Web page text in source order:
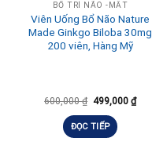
BỔ TRÍ NÃO -MẮT
Viên Uống Bổ Não Nature
Made Ginkgo Biloba 30mg
200 viên, Hàng Mỹ
600,000₫ 499,000 ₫
ĐỌC TIẾP